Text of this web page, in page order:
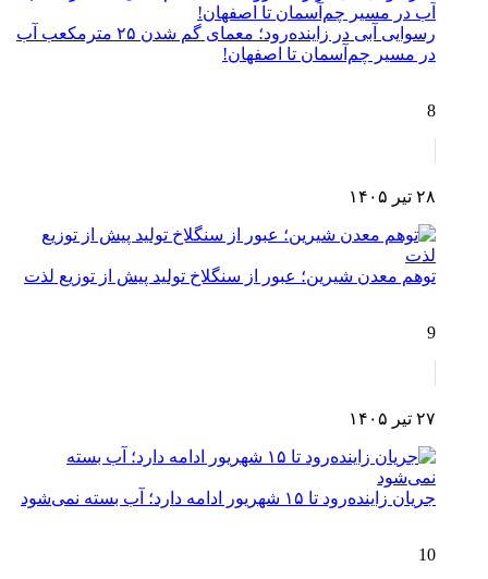
رسوایی آبی در زاینده‌رود؛ معمای گم شدن ۲۵ مترمکعب آب
در مسیر چم‌آسمان تا اصفهان!
8
۲۸ تیر ۱۴۰۵
توهم معدن شیرین؛ عبور از سنگلاخ تولید پیش از توزیع لذت
9
۲۷ تیر ۱۴۰۵
جریان زاینده‌رود تا ۱۵ شهریور ادامه دارد؛ آب بسته نمی‌شود
10